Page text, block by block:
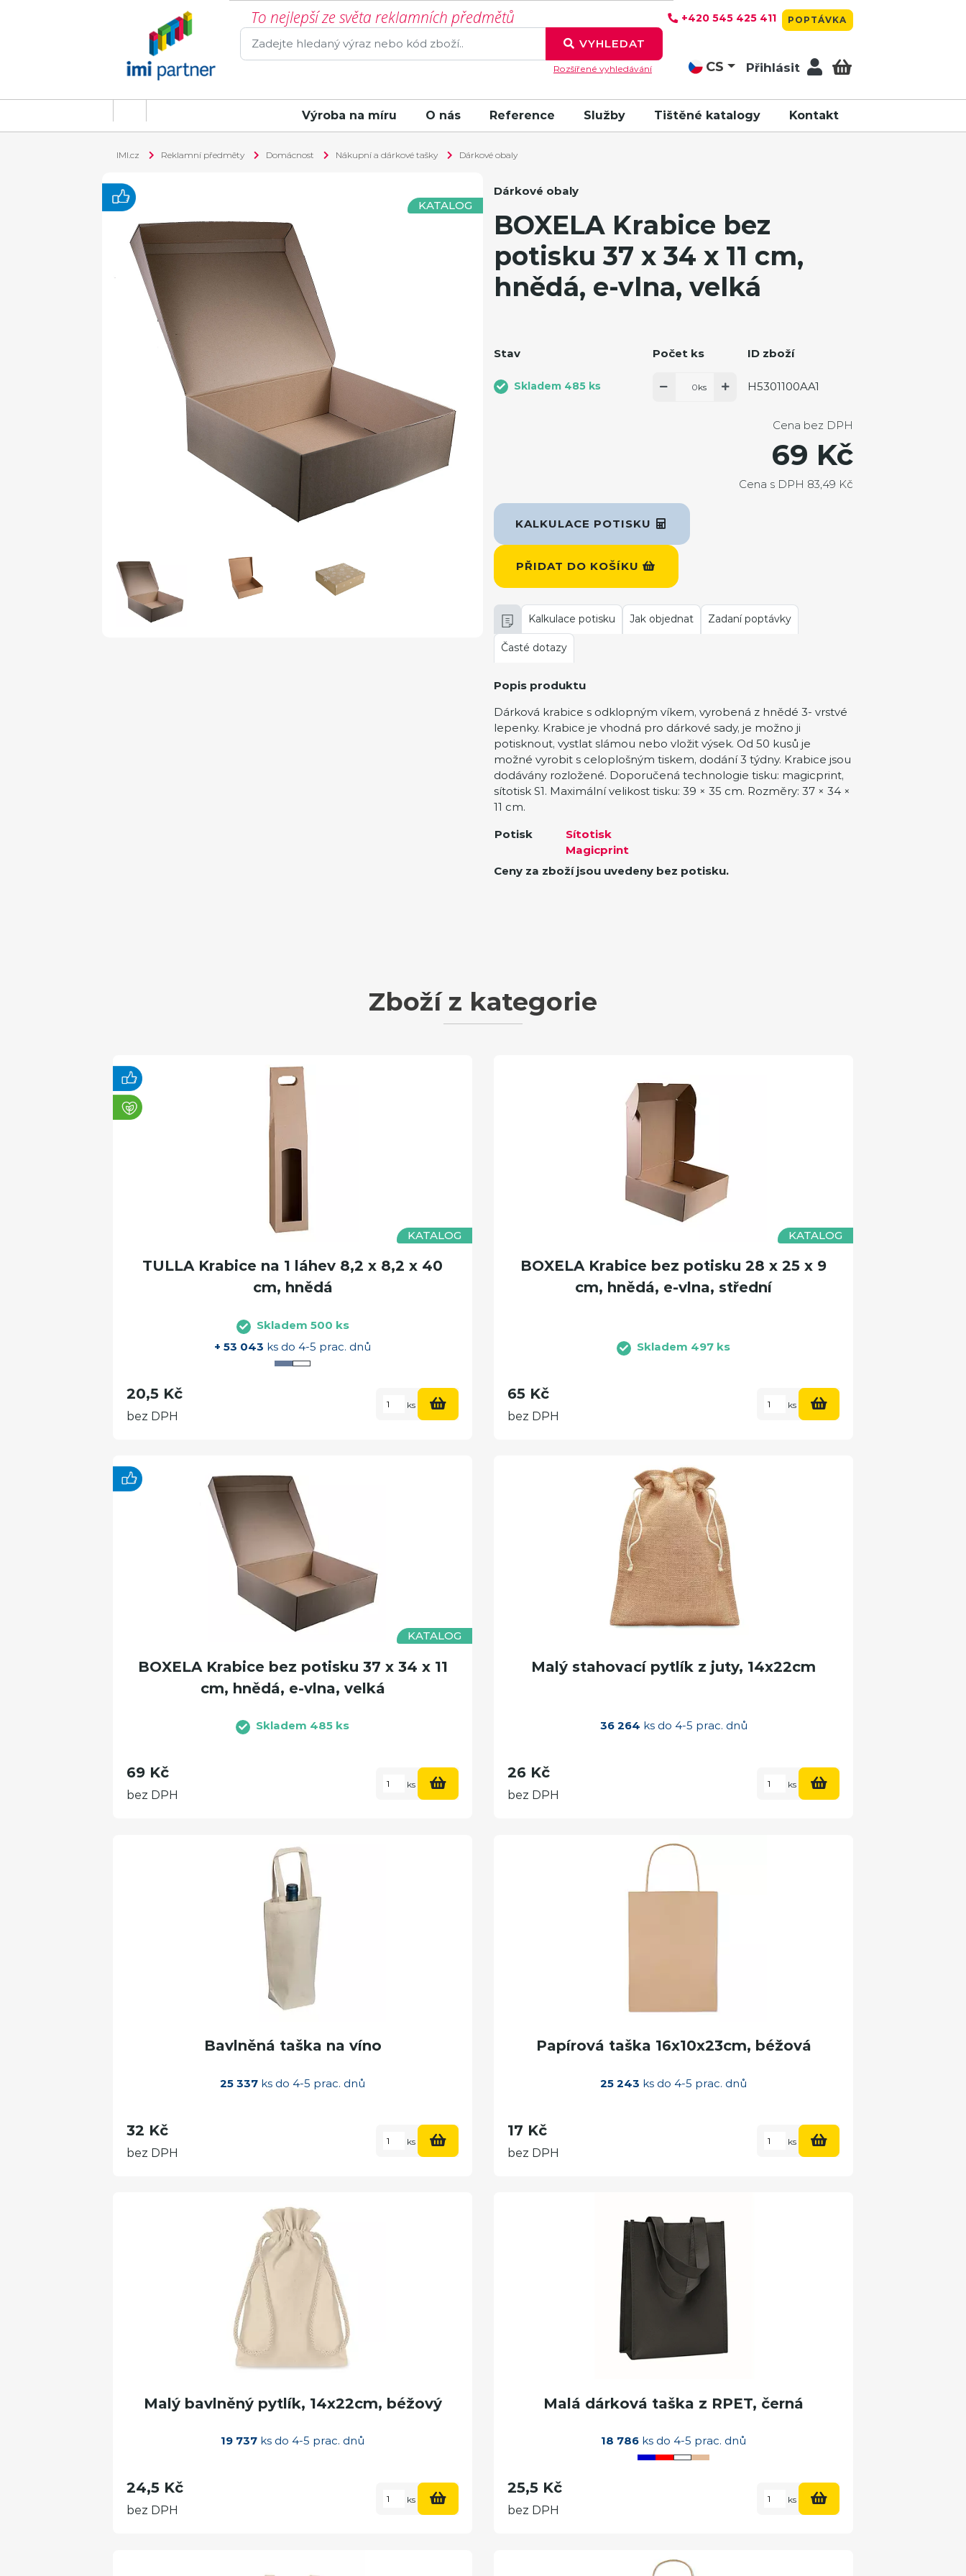
To nejlepší ze světa reklamních předmětů
VYHLEDAT
Rozšířené vyhledávání
+420 545 425 411 POPTÁVKA
CS Přihlásit
Výroba na míru O nás Reference Služby Tištěné katalogy Kontakt
IMI.cz Reklamní předměty Domácnost Nákupní a dárkové tašky Dárkové obaly
KATALOG
Dárkové obaly
BOXELA Krabice bez
potisku 37 x 34 x 11 cm,
hnědá, e-vlna, velká
Stav Počet ks ID zboží
Skladem 485 ks ks H5301100AA1
KALKULACE POTISKU
PŘIDAT DO KOŠÍKU
Cena bez DPH
69 Kč
Cena s DPH 83,49 Kč
Kalkulace potisku Jak objednat Zadaní poptávky
Časté dotazy
Popis produktu
Dárková krabice s odklopným víkem, vyrobená z hnědé 3- vrstvé
lepenky. Krabice je vhodná pro dárkové sady, je možno ji
potisknout, vystlat slámou nebo vložit výsek. Od 50 kusů je
možné vyrobit s celoplošným tiskem, dodání 3 týdny. Krabice jsou
dodávány rozložené. Doporučená technologie tisku: magicprint,
sítotisk S1. Maximální velikost tisku: 39 × 35 cm. Rozměry: 37 × 34 ×
11 cm.
Potisk
Sítotisk
Magicprint
Ceny za zboží jsou uvedeny bez potisku.
Zboží z kategorie
KATALOG
TULLA Krabice na 1 láhev 8,2 x 8,2 x 40
cm, hnědá
Skladem 500 ks
+ 53 043 ks do 4-5 prac. dnů
20,5 Kč
bez DPH
ks
KATALOG
BOXELA Krabice bez potisku 28 x 25 x 9
cm, hnědá, e-vlna, střední
Skladem 497 ks
65 Kč
bez DPH
ks
KATALOG
BOXELA Krabice bez potisku 37 x 34 x 11
cm, hnědá, e-vlna, velká
Skladem 485 ks
69 Kč
bez DPH
ks
Malý stahovací pytlík z juty, 14x22cm
36 264 ks do 4-5 prac. dnů
26 Kč
bez DPH
ks
Bavlněná taška na víno
25 337 ks do 4-5 prac. dnů
32 Kč
bez DPH
ks
Papírová taška 16x10x23cm, béžová
25 243 ks do 4-5 prac. dnů
17 Kč
bez DPH
ks
Malý bavlněný pytlík, 14x22cm, béžový
19 737 ks do 4-5 prac. dnů
24,5 Kč
bez DPH
ks
Malá dárková taška z RPET, černá
18 786 ks do 4-5 prac. dnů
25,5 Kč
bez DPH
ks